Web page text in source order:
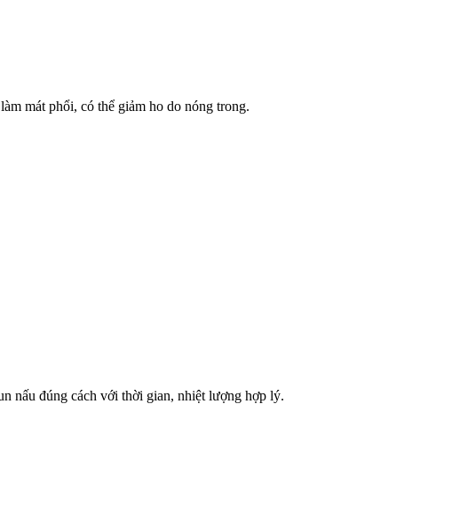
mát phổi, có thể giảm ho do nóng trong.
nấu đúng cách với thời gian, nhiệt lượng hợp lý.